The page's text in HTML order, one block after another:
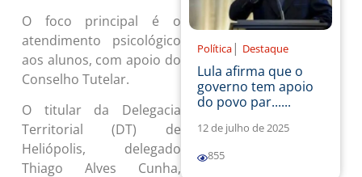
O foco principal é o
atendimento psicológico
aos alunos, com apoio do
Conselho Tutelar.
O titular da Delegacia
Territorial (DT) de
Heliópolis, delegado
Thiago Alves Cunha,
Política | Destaque
Lula afirma que o
governo tem apoio
do povo par......
12 de julho de 2025
855